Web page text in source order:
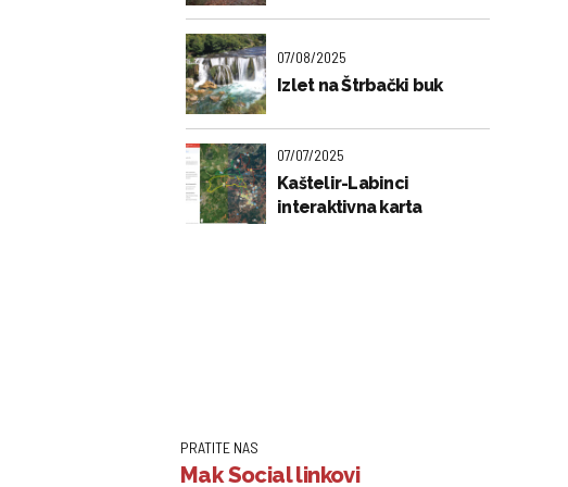
07/08/2025
Izlet na Štrbački buk
07/07/2025
Kaštelir-Labinci
interaktivna karta
PRATITE NAS
Mak Social linkovi